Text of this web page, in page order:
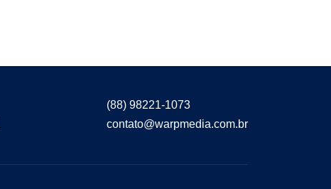
(88) 98221-1073
contato@warpmedia.com.br